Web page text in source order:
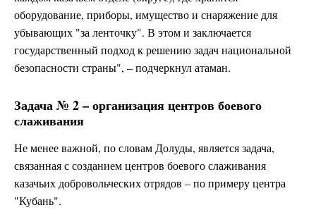
оборудование, приборы, имущество и снаряжение для
убывающих "за ленточку". В этом и заключается
государственный подход к решению задач национальной
безопасности страны", – подчеркнул атаман.
Задача № 2 – организация центров боевого
слаживания
Не менее важной, по словам Долуды, является задача,
связанная с созданием центров боевого слаживания
казачьих добровольческих отрядов – по примеру центра
"Кубань".